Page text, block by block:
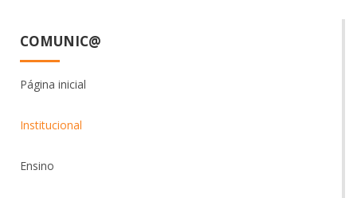
COMUNIC@
Página inicial
Institucional
Ensino